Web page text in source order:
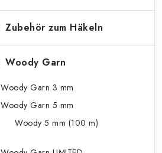
Zubehör zum Häkeln
Woody Garn
Woody Garn 3 mm
Woody Garn 5 mm
Woody 5 mm (100 m)